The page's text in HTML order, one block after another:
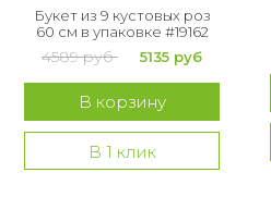
Букет из 9 кустовых роз
60 см в упаковке #19162
4589 руб 5135 руб
В корзину
В 1 клик
Розы XXL